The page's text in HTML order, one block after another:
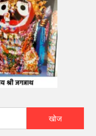
खोज